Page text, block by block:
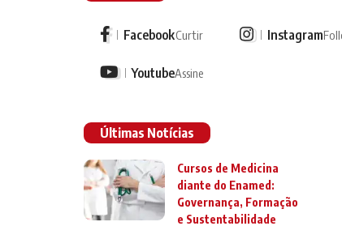
FacebookCurtir Instagram
YoutubeAssine
Últimas Notícias
Cursos de Medicina
diante do Enamed:
Governança, Formação
e Sustentabilidade